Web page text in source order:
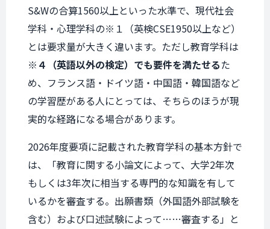
S&Wの合算1560以上といった水準で、現代社会
学科・心理学科の※１（英検CSE1950以上など）
とは要求量が大きく違います。ただし教育学科は
※４（英語以外の検定）でも要件を満たせるた
め、フランス語・ドイツ語・中国語・韓国語など
の学習歴がある人にとっては、そちらのほうが現
実的な経路になる場合があります。
2026年度要項に記載された教育学科の基本方針で
は、「教育に関する小論文によって、大学2年次
もしくは3年次に相当する専門的な知識を有して
いるかを審査する。出願書類（外国語外部試験を
含む）および口述試験によって……審査する」と